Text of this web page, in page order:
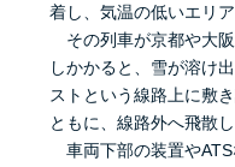
着し、気温の低いエリ
その列車が京都や大
しかかると、雪が溶け
ストという線路上に敷
ともに、線路外へ飛散し
車両下部の装置や